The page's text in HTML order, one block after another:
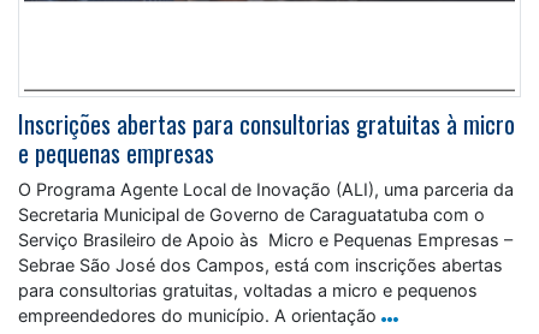
Inscrições abertas para consultorias gratuitas à micro
e pequenas empresas
O Programa Agente Local de Inovação (ALI), uma parceria da
Secretaria Municipal de Governo de Caraguatatuba com o
Serviço Brasileiro de Apoio às Micro e Pequenas Empresas –
Sebrae São José dos Campos, está com inscrições abertas
para consultorias gratuitas, voltadas a micro e pequenos
empreendedores do município. A orientação